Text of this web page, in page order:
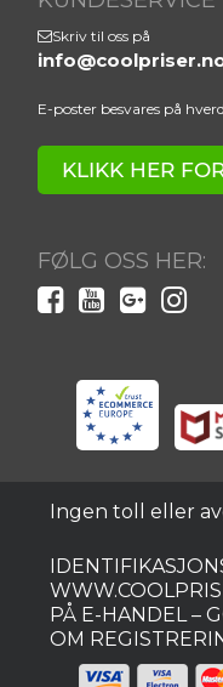
Skriv til oss på
E-poster besvares på
KLIKK HER
FØLG OSS HER:
Ingen toll eller
PÅ E-HANDEL –
OM
Email
Ved å registrere
Vinneren vil bli